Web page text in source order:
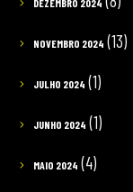
DEZEMBRO 2024
NOVEMBRO 2024 (13)
JULHO 2024 (1)
JUNHO 2024 (1)
MAIO 2024 (4)